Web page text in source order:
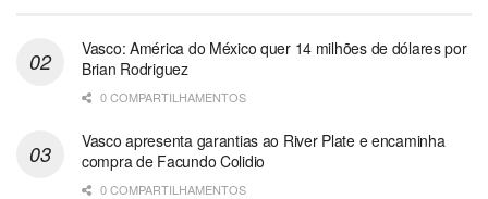
Vasco: América do México quer 14 milhões de dólares por
Brian Rodriguez
0 COMPARTILHAMENTOS
Vasco apresenta garantias ao River Plate e encaminha
compra de Facundo Colidio
0 COMPARTILHAMENTOS